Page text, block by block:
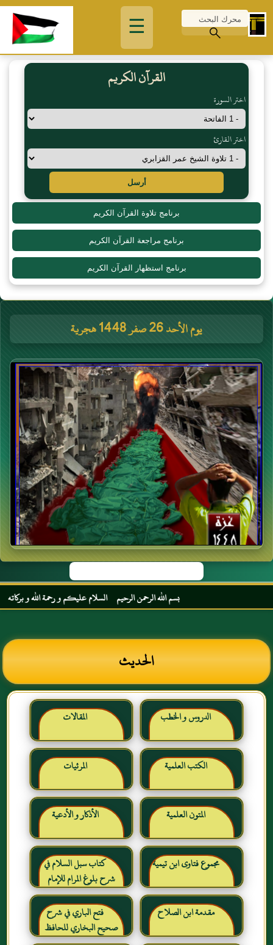
☰
القرآن الكريم
اختر السورة
اختر القارئ
أرسل
برنامج تلاوة القرآن الكريم
برنامج مراجعة القرآن الكريم
برنامج استظهار القرآن الكريم
يوم الأحد 26 صفر 1448 هجرية
بسم الله الرحمن الرحيم السلام عليكم و رحمة الله و بركاته مرحبا
الحديث
الدروس و الخطب المقالات
الكتب العلمية المرئيات
المتون العلمية الأذكار و الأدعية
مجموع فتاوى ابن تيمية
كتاب سبل السلام في
شرح بلوغ المرام للإمام
الصنعاني رحمه الله
مقدمة ابن الصلاح
فتح الباري في شرح
صحيح البخاري للحافظ